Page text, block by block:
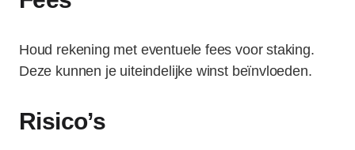
Houd rekening met eventuele fees voor staking.
Deze kunnen je uiteindelijke winst beïnvloeden.
Risico’s